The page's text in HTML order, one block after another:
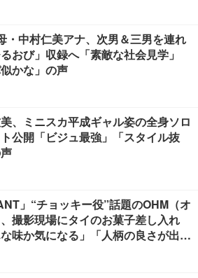
・中村仁美アナ、次男＆三男を連れ
おび」収録へ「素敵な社会見学」
似かな」の声
、ミニスカ平成ギャル姿の全身ソロ
公開「ビジュ最強」「スタイル抜
」“チョッキー役”話題のOHM（オ
撮影現場にタイのお菓子差し入れ
な味か気になる」「人柄の良さが出て